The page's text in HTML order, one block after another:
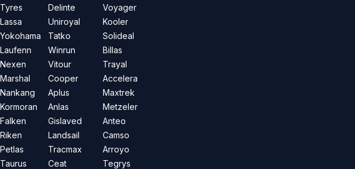
Tyres
Lassa
Yokohama
Laufenn
Nexen
Marshal
Nankang
Kormoran
Falken
Riken
Petlas
Taurus
Delinte
Uniroyal
Tatko
Winrun
Vitour
Cooper
Aplus
Anlas
Gislaved
Landsail
Tracmax
Ceat
Voyager
Kooler
Solideal
Billas
Trayal
Accelera
Maxtrek
Metzeler
Anteo
Camso
Arroyo
Tegrys